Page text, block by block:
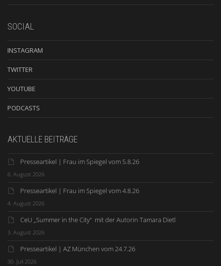
SOCIAL
INSTAGRAM
TWITTER
YOUTUBE
PODCASTS
AKTUELLE BEITRÄGE
Presseartikel | Frau im Spiegel vom 5.8.26
6. August 2026
Presseartikel | Frau im Spiegel vom 4.8.26
4. August 2026
CeU „Summer in the City“ mit der Autorin Tamara Dietl
3. August 2026
Presseartikel | AZ München vom 24.7.26
30. Juli 2026